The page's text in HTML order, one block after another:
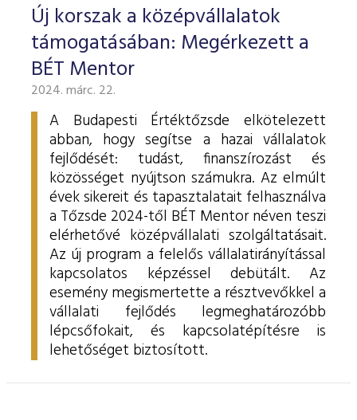
Új korszak a középvállalatok
támogatásában: Megérkezett a
BÉT Mentor
2024. márc. 22.
A Budapesti Értéktőzsde elkötelezett
abban, hogy segítse a hazai vállalatok
fejlődését: tudást, finanszírozást és
közösséget nyújtson számukra. Az elmúlt
évek sikereit és tapasztalatait felhasználva
a Tőzsde 2024-től BÉT Mentor néven teszi
elérhetővé középvállalati szolgáltatásait.
Az új program a felelős vállalatirányítással
kapcsolatos képzéssel debütált. Az
esemény megismertette a résztvevőkkel a
vállalati fejlődés legmeghatározóbb
lépcsőfokait, és kapcsolatépítésre is
lehetőséget biztosított.